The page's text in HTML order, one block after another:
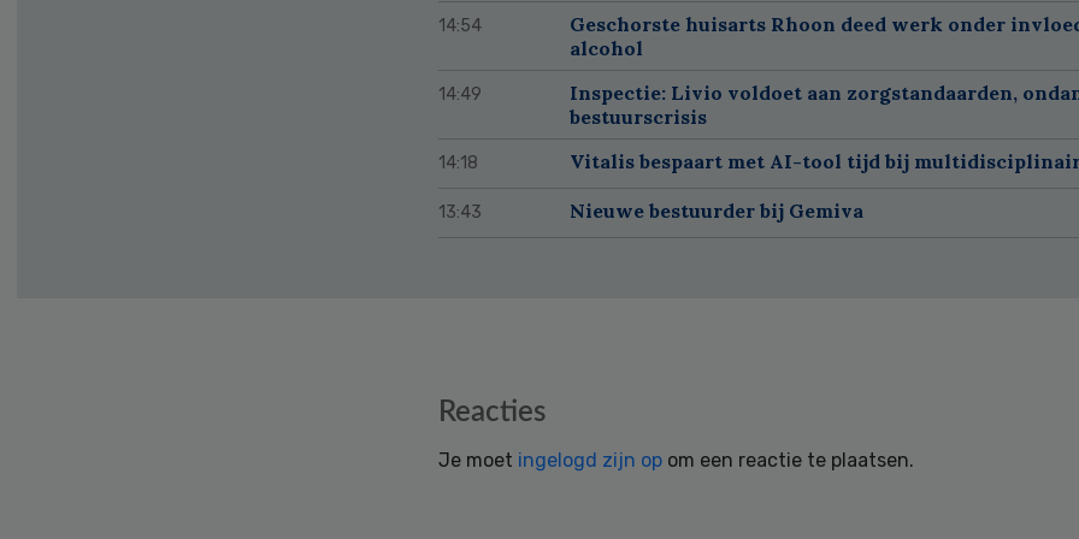
14:54
Geschorste huisarts Rhoon deed werk onder
alcohol
14:49
Inspectie: Livio voldoet aan zorgstandaarden,
bestuurscrisis
14:18 Vitalis bespaart met AI-tool tijd bij
13:43 Nieuwe bestuurder bij Gemiva
Reacties
Je moet ingelogd zijn op om een reactie te plaatsen.